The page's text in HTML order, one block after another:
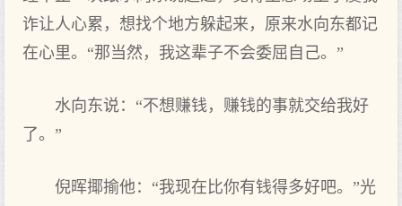
诈让人心累，想找个地方躲起来，原来水向东都记
在心里。“那当然，我这辈子不会委屈自己。”
水向东说：“不想赚钱，赚钱的事就交给我好
了。”
倪晖揶揄他：“我现在比你有钱得多好吧。”光